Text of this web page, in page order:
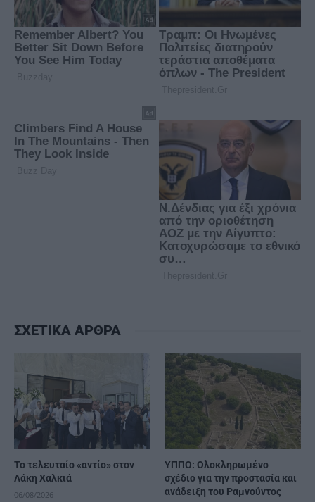
ΣΧΕΤΙΚΑ ΑΡΘΡΑ
Το τελευταίο «αντίο» στον
Λάκη Χαλκιά
06/08/2026
ΥΠΠΟ: Ολοκληρωμένο
σχέδιο για την προστασία και
ανάδειξη του Ραμνούντος